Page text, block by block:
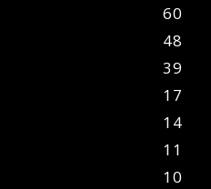
60
48
39
17
14
11
10